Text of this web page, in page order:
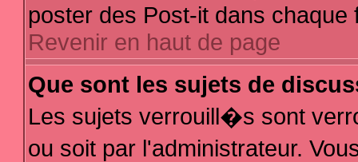
poster des Post-it dans chaque
Revenir en haut de page
Que sont les sujets de
Les sujets verrouill�s sont
ou soit par l'administrateur.